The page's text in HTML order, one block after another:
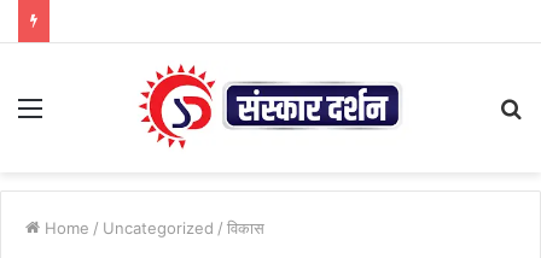
Menu
Home / Uncategorized / विकास